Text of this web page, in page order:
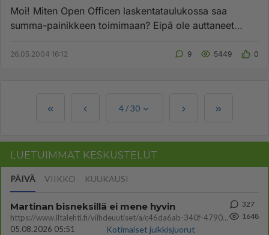
Moi! Miten Open Officen laskentataulukossa saa
summa-painikkeen toimimaan? Eipä ole auttaneet
26.05.2004 16:12 9 5449 0
4 /30
LUETUIMMAT KESKUSTELUT
PÄIVÄ VIIKKO KUUKAUSI
Martinan bisneksillä ei mene hyvin
https://www.iltalehti.fi/viihdeuutiset/a/c46da6ab-340f-4790-aaa7-0865eed2336 Yrityksen konkurssihakemus on tullut kärä
05.08.2026 05:51
Kotimaiset julkkisjuorut
327
1648